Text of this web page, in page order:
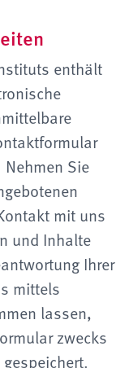
enthält
Sie
mit uns
und Inhalte
Ihrer
mittels
lassen,
zwecks